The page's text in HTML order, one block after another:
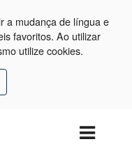
a mudança de língua e
favoritos. Ao utilizar
utilize cookies.